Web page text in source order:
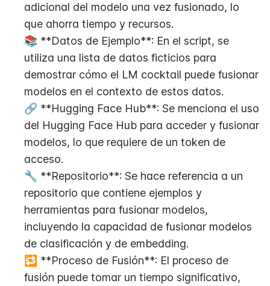
adicional del modelo una vez fusionado, lo
que ahorra tiempo y recursos.
📚 **Datos de Ejemplo**: En el script, se
utiliza una lista de datos ficticios para
demostrar cómo el LM cocktail puede fusionar
modelos en el contexto de estos datos.
🔗 **Hugging Face Hub**: Se menciona el uso
del Hugging Face Hub para acceder y fusionar
modelos, lo que requiere de un token de
acceso.
🔧 **Repositorio**: Se hace referencia a un
repositorio que contiene ejemplos y
herramientas para fusionar modelos,
incluyendo la capacidad de fusionar modelos
de clasificación y de embedding.
🔁 **Proceso de Fusión**: El proceso de
fusión puede tomar un tiempo significativo,